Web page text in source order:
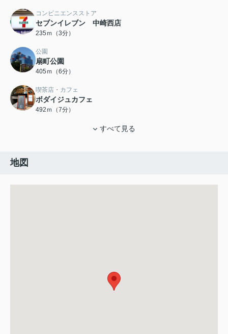
コンビニエンスストア
セブンイレブン 中崎西店
235ｍ（3分）
公園
扇町公園
405ｍ（6分）
喫茶店・カフェ
ボダイジュカフェ
492ｍ（7分）
すべて見る
地図